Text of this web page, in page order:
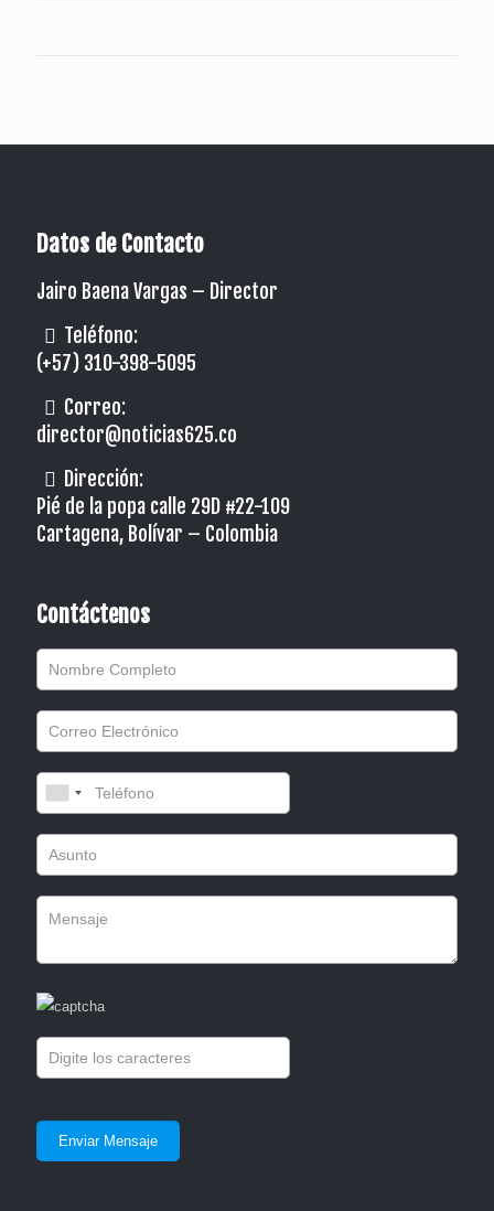
Datos de Contacto
Jairo Baena Vargas – Director
Teléfono:
(+57) 310-398-5095
Correo:
director@noticias625.co
Dirección:
Pié de la popa calle 29D #22-109
Cartagena, Bolívar – Colombia
Contáctenos